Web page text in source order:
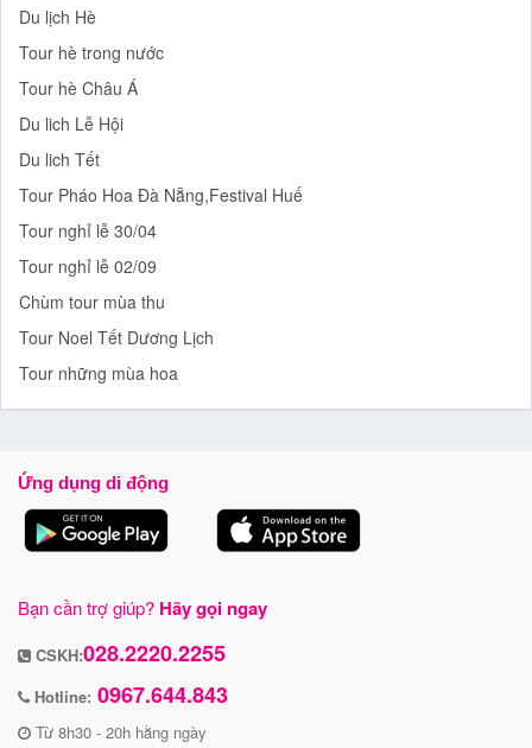
Du lịch Hè
Tour hè trong nước
Tour hè Châu Á
Du lich Lễ Hội
Du lich Tết
Tour Pháo Hoa Đà Nẵng,Festival Huế
Tour nghỉ lễ 30/04
Tour nghỉ lễ 02/09
Chùm tour mùa thu
Tour Noel Tết Dương Lịch
Tour những mùa hoa
Ứng dụng di động
Bạn cần trợ giúp? Hãy gọi ngay
CSKH:028.2220.2255
Hotline: 0967.644.843
Từ 8h30 - 20h hằng ngày